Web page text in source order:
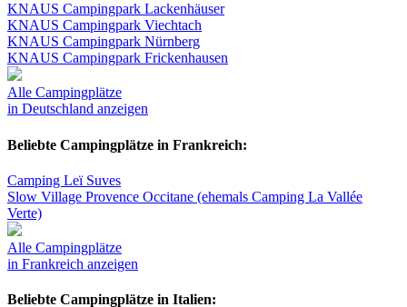
KNAUS Campingpark Lackenhäuser
KNAUS Campingpark Viechtach
KNAUS Campingpark Nürnberg
KNAUS Campingpark Frickenhausen
Alle Campingplätze
in Deutschland anzeigen
Beliebte Campingplätze in Frankreich:
Camping Leï Suves
Slow Village Provence Occitane (ehemals Camping La Vallée
Verte)
Alle Campingplätze
in Frankreich anzeigen
Beliebte Campingplätze in Italien: